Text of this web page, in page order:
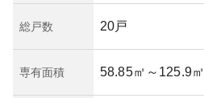
総戸数 20戸
専有面積 58.85㎡ ～125.9㎡